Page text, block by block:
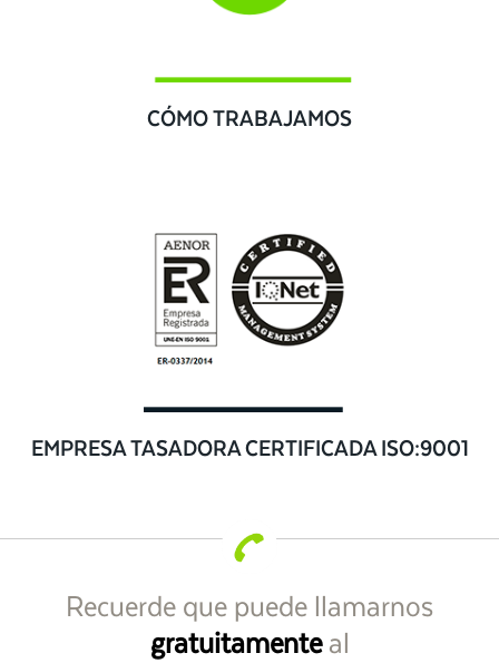
CÓMO TRABAJAMOS
EMPRESA TASADORA CERTIFICADA ISO:9001
Recuerde que puede llamarnos
gratuitamenteal